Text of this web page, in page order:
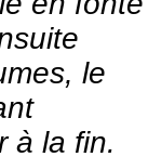
le
à la fin.